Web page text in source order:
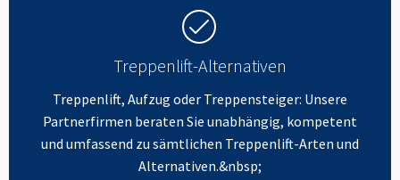
Treppenlift-Alternativen
Treppenlift, Aufzug oder Treppensteiger: Unsere
Partnerfirmen beraten Sie unabhängig, kompetent
und umfassend zu sämtlichen Treppenlift-Arten und
Alternativen.&nbsp;